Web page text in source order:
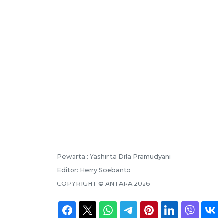
Pewarta : Yashinta Difa Pramudyani
Editor: Herry Soebanto
COPYRIGHT © ANTARA 2026